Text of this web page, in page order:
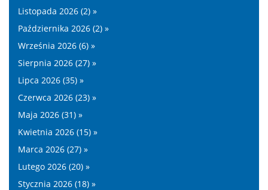
Listopada 2026 (2) »
Października 2026 (2) »
Września 2026 (6) »
Sierpnia 2026 (27) »
Lipca 2026 (35) »
Czerwca 2026 (23) »
Maja 2026 (31) »
Kwietnia 2026 (15) »
Marca 2026 (27) »
Lutego 2026 (20) »
Stycznia 2026 (18) »